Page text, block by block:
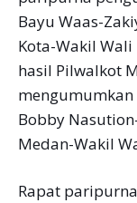
Bayu Waas-
Kota-Wakil
hasil Pilwalkot
Bobby
Medan-Wakil
Rapat